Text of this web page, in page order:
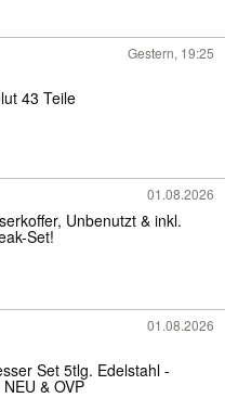
Gestern, 19:25
43 Teile
01.08.2026
Unbenutzt & inkl.
Set!
01.08.2026
Set 5tlg. Edelstahl -
& OVP